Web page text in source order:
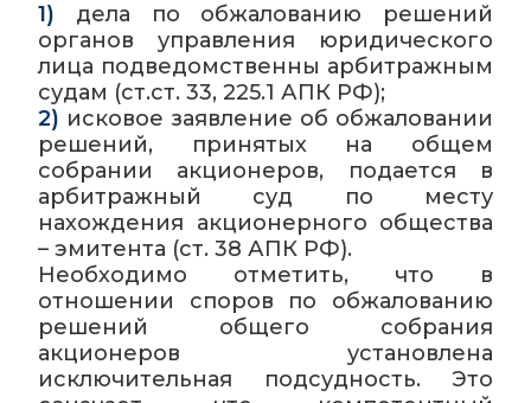
1)
дела по обжалованию решений
органов управления юридического
лица подведомственны арбитражным
судам (ст.ст. 33, 225.1 АПК РФ);
2) исковое заявление об обжаловании
решений, принятых на общем
собрании акционеров, подается в
арбитражный суд по месту
нахождения акционерного общества
– эмитента (ст. 38 АПК РФ).
Необходимо отметить, что в
отношении споров по обжалованию
решений общего собрания
акционеров установлена
исключительная подсудность. Это